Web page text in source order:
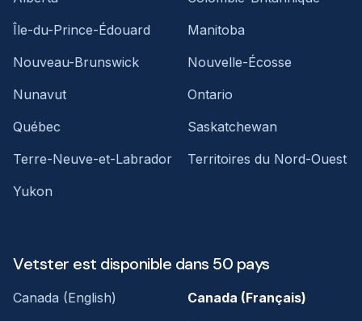
Île-du-Prince-Édouard
Manitoba
Nouveau-Brunswick
Nouvelle-Écosse
Nunavut
Ontario
Québec
Saskatchewan
Terre-Neuve-et-Labrador
Territoires du Nord-Ouest
Yukon
Vetster est disponible dans 50 pays
Canada (English)
Canada (Français)